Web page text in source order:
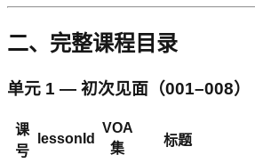
二、完整课程目录
单元 1 — 初次见面（001–008）
课
号
lessonId
VOA
集
标题